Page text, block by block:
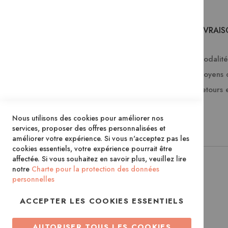
Inscription à la newsletter
Nous utilisons des cookies pour améliorer nos
services, proposer des offres personnalisées et
améliorer votre expérience. Si vous n'acceptez pas les
cookies essentiels, votre expérience pourrait être
affectée. Si vous souhaitez en savoir plus, veuillez lire
notre Charte pour la protection des données
personnelles
ACCEPTER LES COOKIES ESSENTIELS